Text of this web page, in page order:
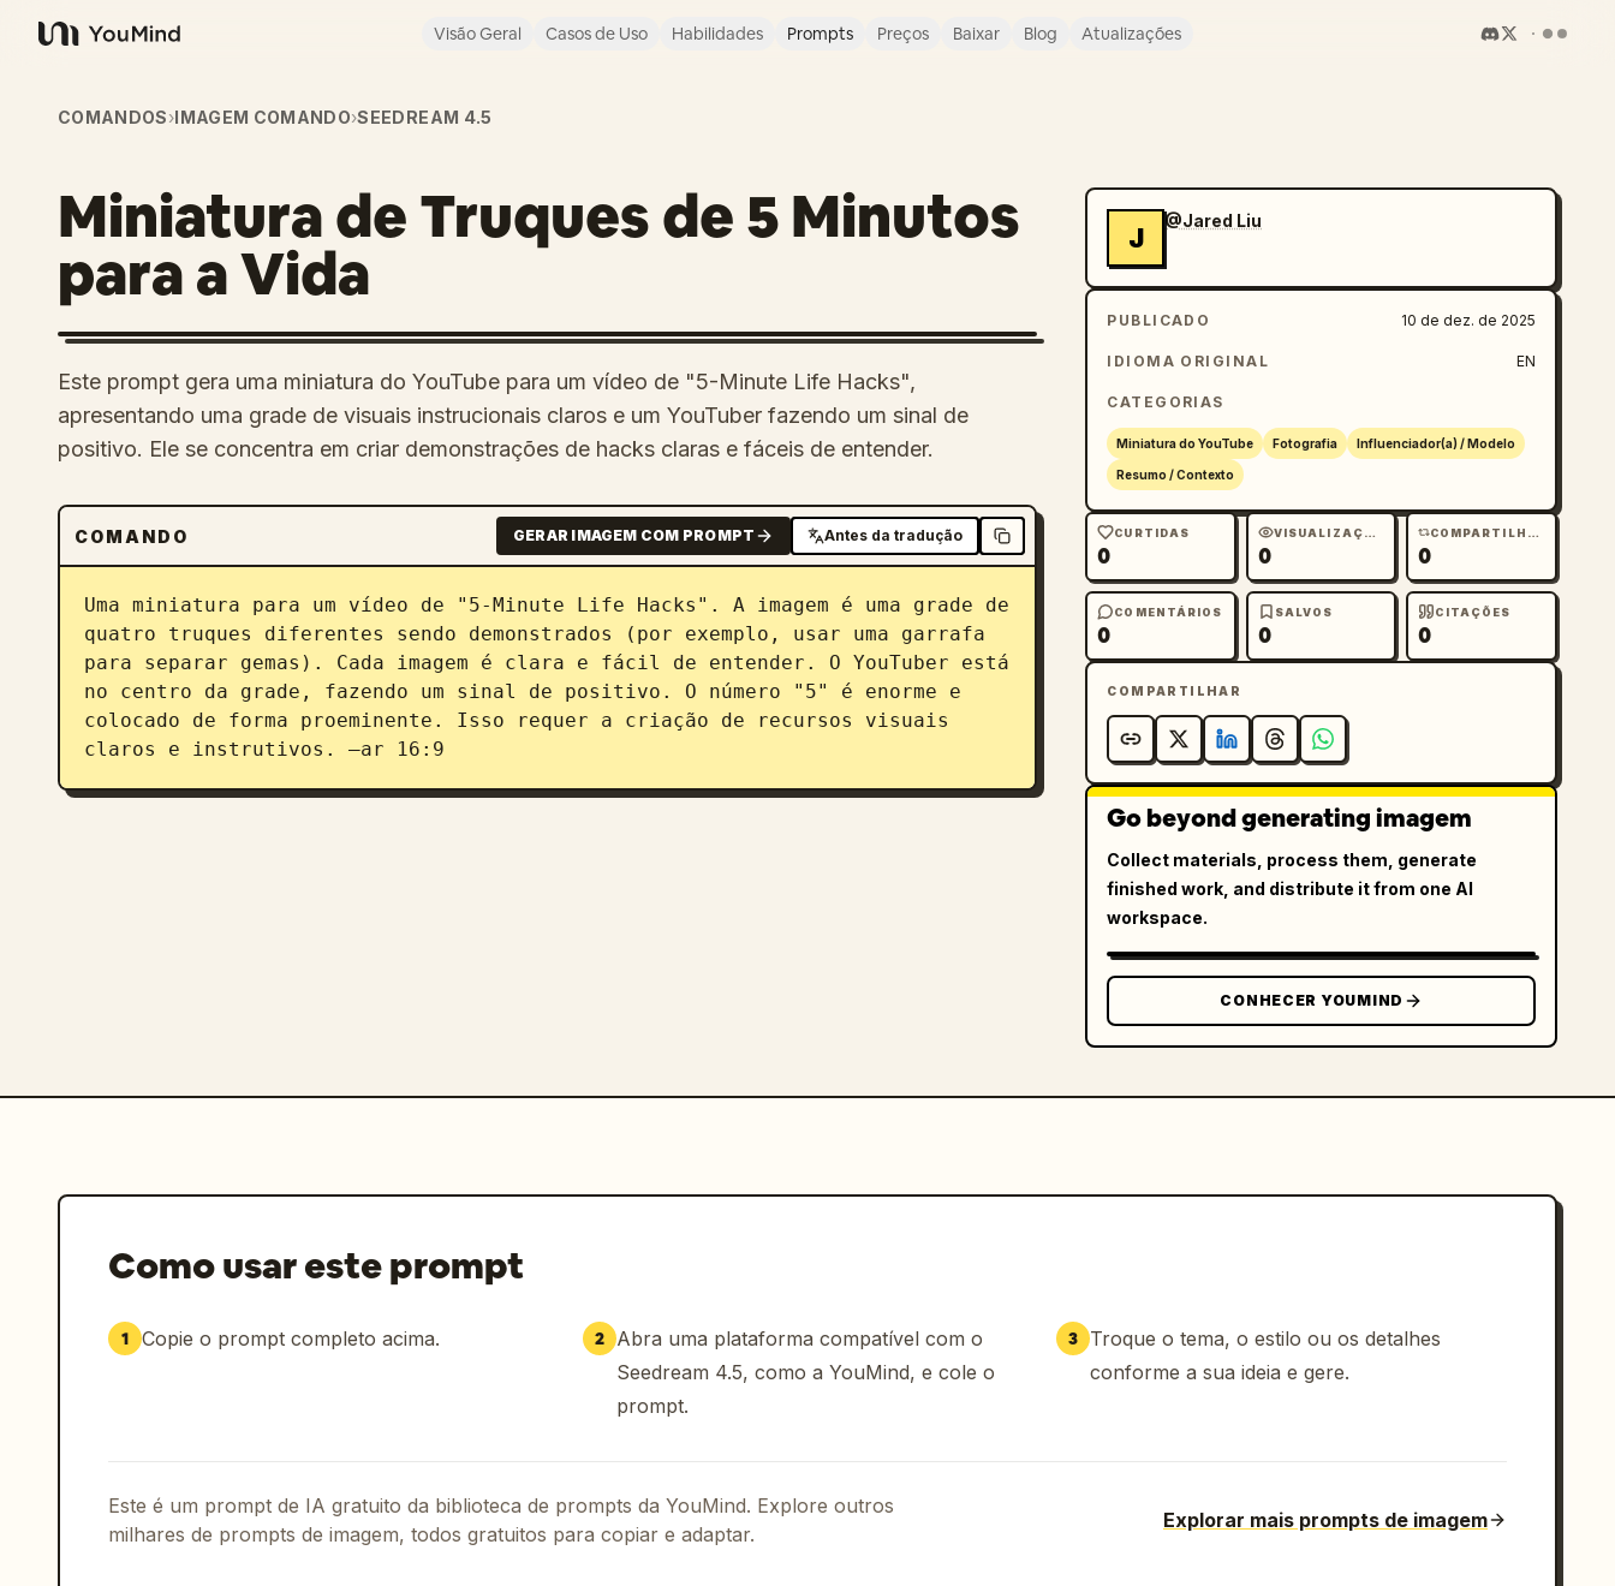
YouMind
Visão Geral Casos de Uso Habilidades Prompts Preços Baixar Blog Atualizações
COMANDOS›IMAGEM COMANDO›SEEDREAM 4.5
Miniatura de Truques de 5 Minutos
para a Vida
Este prompt gera uma miniatura do YouTube para um vídeo de "5-Minute Life Hacks",
apresentando uma grade de visuais instrucionais claros e um YouTuber fazendo um sinal de
positivo. Ele se concentra em criar demonstrações de hacks claras e fáceis de entender.
COMANDO GERAR IMAGEM COM PROMPT Antes da tradução
Uma miniatura para um vídeo de "5-Minute Life Hacks". A imagem é uma grade de
quatro truques diferentes sendo demonstrados (por exemplo, usar uma garrafa
para separar gemas). Cada imagem é clara e fácil de entender. O YouTuber está
no centro da grade, fazendo um sinal de positivo. O número "5" é enorme e
colocado de forma proeminente. Isso requer a criação de recursos visuais
claros e instrutivos. –ar 16:9
J
@Jared Liu
PUBLICADO 10 de dez. de 2025
IDIOMA ORIGINAL EN
CATEGORIAS
Miniatura do YouTube Fotografia Influenciador(a) / Modelo
Resumo / Contexto
CURTIDAS
0
VISUALIZAÇÕES
0
COMPARTILHAMENTOS
0
COMENTÁRIOS
0
SALVOS
0
CITAÇÕES
0
COMPARTILHAR
Go beyond generating imagem
Collect materials, process them, generate
finished work, and distribute it from one AI
workspace.
CONHECER YOUMIND
Como usar este prompt
1 Copie o prompt completo acima. 2 Abra uma plataforma compatível com o
Seedream 4.5, como a YouMind, e cole o
prompt.
3
Troque o tema, o estilo ou os detalhes
conforme a sua ideia e gere.
Este é um prompt de IA gratuito da biblioteca de prompts da YouMind. Explore outros
milhares de prompts de imagem, todos gratuitos para copiar e adaptar.
Explorar mais prompts de imagem